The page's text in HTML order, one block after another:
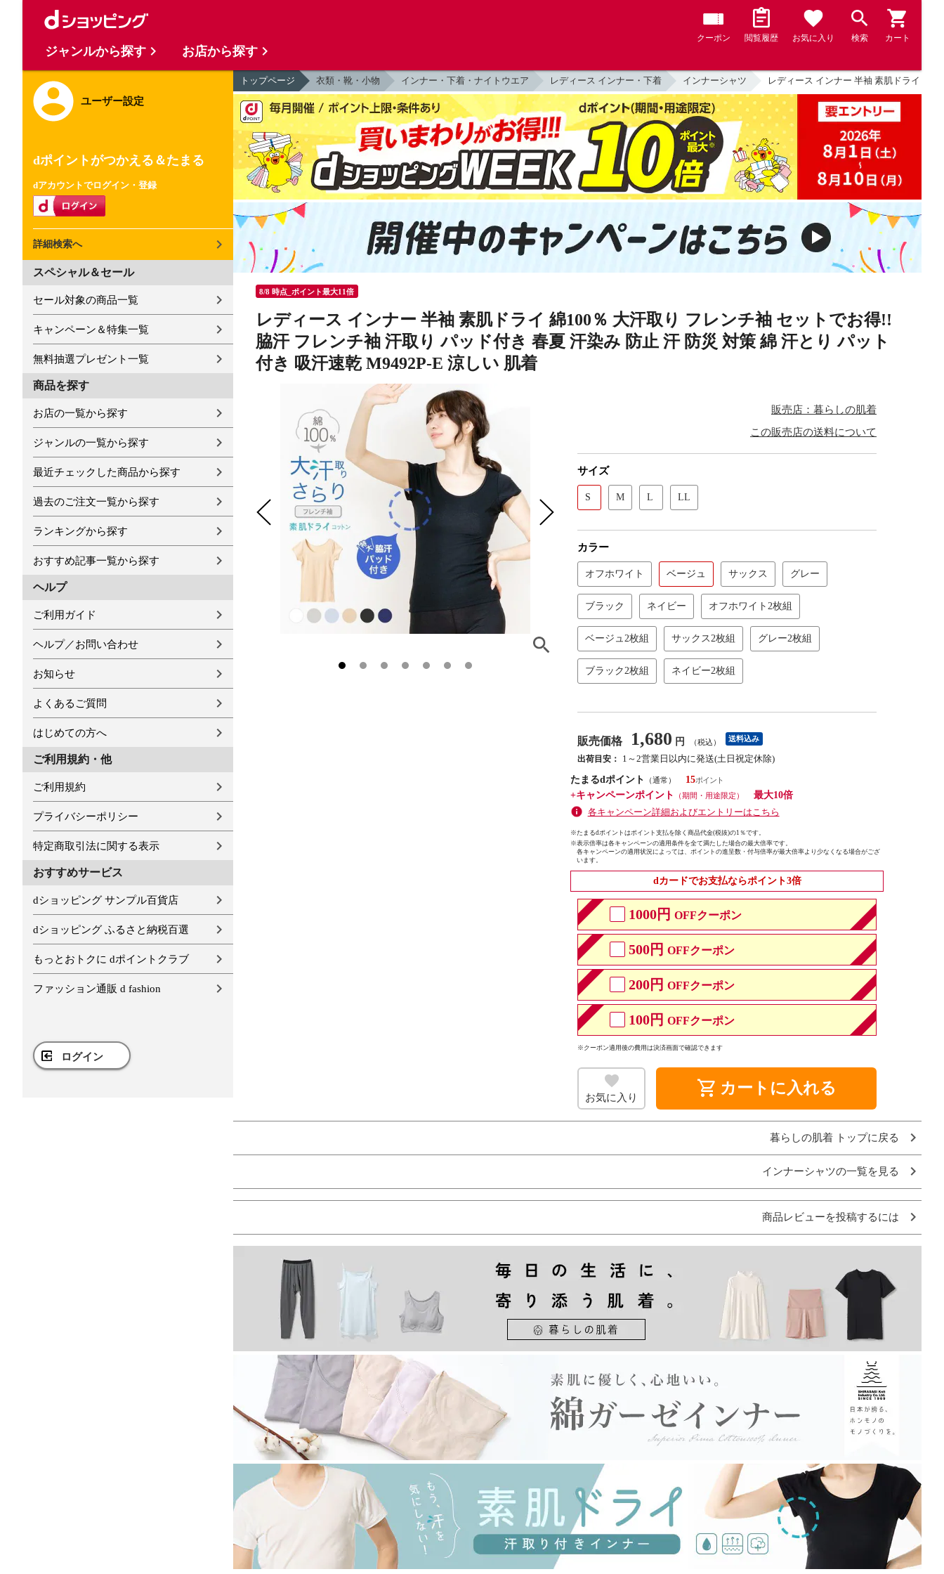
クーポン 閲覧履歴 お気に入り 検索 カート
ユーザー設定
dポイントがつかえる＆たまる
dアカウントでログイン・登録
詳細検索へ
スペシャル＆セール
セール対象の商品一覧
キャンペーン＆特集一覧
無料抽選プレゼント一覧
商品を探す
お店の一覧から探す
ジャンルの一覧から探す
最近チェックした商品から探す
過去のご注文一覧から探す
ランキングから探す
おすすめ記事一覧から探す
ヘルプ
ご利用ガイド
ヘルプ／お問い合わせ
お知らせ
よくあるご質問
はじめての方へ
ご利用規約・他
ご利用規約
プライバシーポリシー
特定商取引法に関する表示
おすすめサービス
dショッピング サンプル百貨店
dショッピング ふるさと納税百選
もっとおトクに dポイントクラブ
ファッション通販 d fashion
ログイン
トップページ 衣類・靴・小物 インナー・下着・ナイトウエア レディース インナー・下着 インナーシャツ レディース インナー 半袖 素肌ドライ 綿
8/8 時点_ポイント最大11倍
レディース インナー 半袖 素肌ドライ 綿100％ 大汗取り フレンチ袖 セットでお得!!
脇汗 フレンチ袖 汗取り パッド付き 春夏 汗染み 防止 汗 防災 対策 綿 汗とり パット
付き 吸汗速乾 M9492P-E 涼しい 肌着
販売店：暮らしの肌着
この販売店の送料について
サイズ
S M L LL
カラー
オフホワイト ベージュ サックス グレー
ブラック ネイビー オフホワイト2枚組
ベージュ2枚組 サックス2枚組 グレー2枚組
ブラック2枚組 ネイビー2枚組
販売価格 1,680 円 （税込） 送料込み
出荷目安：
1～2営業日以内に発送(土日祝定休除)
たまるdポイント
（通常）
15
+キャンペーンポイント
（期間・用途限定）
最大10倍
各キャンペーン詳細およびエントリーはこちら
※たまるdポイントはポイント支払を除く商品代金(税抜)の1％です。
※表示倍率は各キャンペーンの適用条件を全て満たした場合の最大倍率です。
各キャンペーンの適用状況によっては、ポイントの進呈数・付与倍率が最大倍率より少なくなる場合がござ
います。
dカードでお支払ならポイント3倍
1000円 OFFクーポン
500円 OFFクーポン
200円 OFFクーポン
100円 OFFクーポン
※クーポン適用後の費用は決済画面で確認できます
お気に入り shopping_cart カートに入れる
暮らしの肌着 トップに戻る
インナーシャツの一覧を見る
商品レビューを投稿するには
ジャンルから探す お店から探す